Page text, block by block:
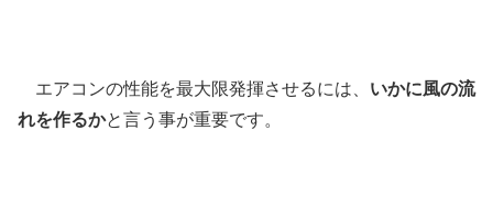
エアコンの性能を最大限発揮させるには、 いかに風の流
れを作るかと言う事が重要です。